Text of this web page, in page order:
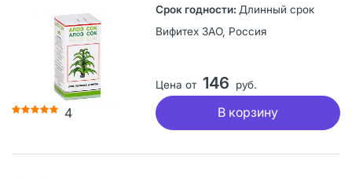
4
Длинный срок
Вифитех ЗАО, Россия
Цена от 146 руб.
В корзину